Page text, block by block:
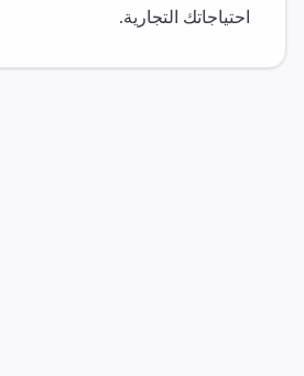
احتياجاتك التجارية.